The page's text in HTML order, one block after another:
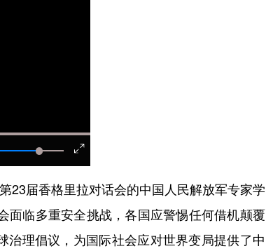
届香格里拉对话会的中国人民解放军专家学
面临多重安全挑战，各国应警惕任何借机颠覆
治理倡议，为国际社会应对世界变局提供了中